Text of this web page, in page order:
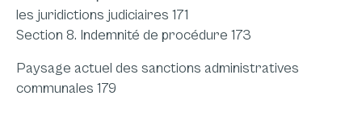
les juridictions judiciaires 171
Section 8. Indemnité de procédure 173
Paysage actuel des sanctions administratives
communales 179